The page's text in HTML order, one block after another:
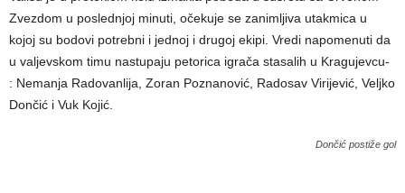
Zvezdom u poslednjoj minuti, očekuje se zanimljiva utakmica u
kojoj su bodovi potrebni i jednoj i drugoj ekipi. Vredi napomenuti da
u valjevskom timu nastupaju petorica igrača stasalih u Kragujevcu-
: Nemanja Radovanlija, Zoran Poznanović, Radosav Virijević, Veljko
Dončić i Vuk Kojić.
Dončić postiže gol